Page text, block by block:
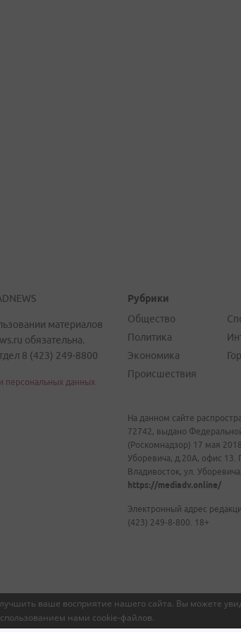
ваше восприятие нашего сайта. Вы можете
нами cookie-файлов.
материалов
обязательна.
8 (423) 249-8800
персональных данных
Рубрики
Общество
Политика
Экономика
Происшествия
На данном сайте
72742, выдано
(Роскомнадзор) 17 мая
Уборевича, д.20А, офис 13.
Владивосток, ул.
https://mediadv.online/
Электронный адрес
(423) 249-8-800. 18+